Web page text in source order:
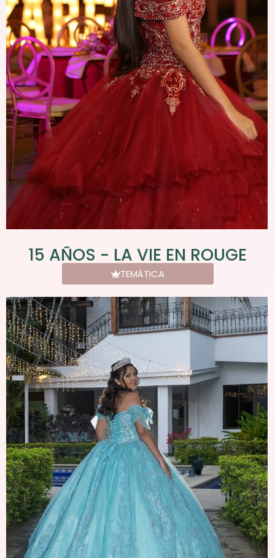
15 AÑOS - LA VIE EN ROUGE
TEMÁTICA